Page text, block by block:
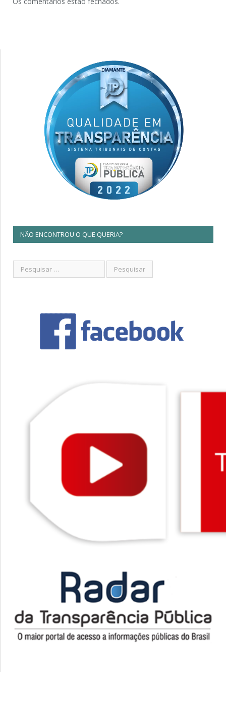
NÃO ENCONTROU O QUE QUERIA?